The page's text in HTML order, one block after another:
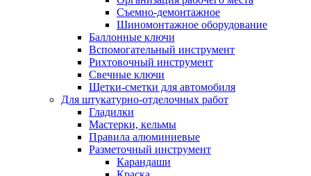
Съемно-демонтажное
Шиномонтажное оборудование
Баллонные ключи
Вспомогательный инструмент
Рихтовочный инструмент
Свечные ключи
Щетки-сметки для автомобиля
Для штукатурно-отделочных работ
Гладилки
Мастерки, кельмы
Правила алюминиевые
Разметочный инструмент
Карандаши